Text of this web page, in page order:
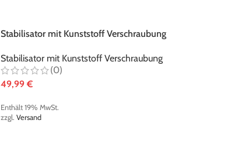
Stabilisator mit Kunststoff Verschraubung
Stabilisator mit Kunststoff Verschraubung
(0)
49,99€
Enthält 19% MwSt.
zzgl.Versand